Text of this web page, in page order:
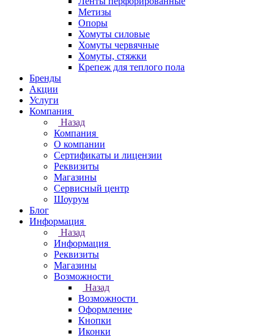
Метизы
Опоры
Хомуты силовые
Хомуты червячные
Хомуты, стяжки
Крепеж для теплого пола
Бренды
Акции
Услуги
Компания
Назад
Компания
О компании
Сертификаты и лицензии
Реквизиты
Магазины
Сервисный центр
Шоурум
Блог
Информация
Назад
Информация
Реквизиты
Магазины
Возможности
Назад
Возможности
Оформление
Кнопки
Иконки